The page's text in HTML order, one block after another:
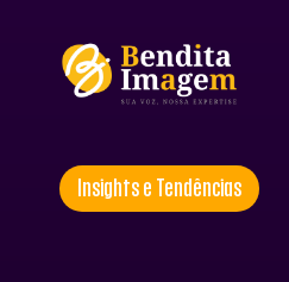
Insights e Tendências